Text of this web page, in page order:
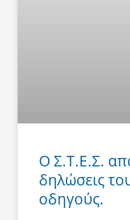
Ο Σ.Τ.Ε.Σ.
δηλώσεις
οδηγούς.